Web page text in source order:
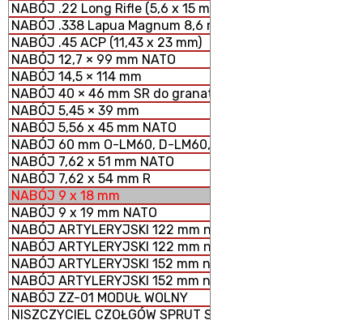
NABÓJ .22 Long Rifle (5,6 x 15 mm)
NABÓJ .338 Lapua Magnum 8,6 mm
NABÓJ .45 ACP (11,43 x 23 mm)
NABÓJ 12,7 × 99 mm NATO
NABÓJ 14,5 × 114 mm
NABÓJ 40 × 46 mm SR do granatników
NABÓJ 5,45 × 39 mm
NABÓJ 5,56 x 45 mm NATO
NABÓJ 60 mm O-LM60, D-LM60, S-LM60 MOŹDZIERZOWY
NABÓJ 7,62 x 51 mm NATO
NABÓJ 7,62 x 54 mm R
NABÓJ 9 x 18 mm
NABÓJ 9 x 19 mm NATO
NABÓJ ARTYLERYJSKI 122 mm nabój HE z ładunkiem
NABÓJ ARTYLERYJSKI 122 mm nabój HE z ładunkiem
NABÓJ ARTYLERYJSKI 152 mm nabój HE z ładunkiem
NABÓJ ARTYLERYJSKI 152 mm nabój HE z ładunkiem
NABÓJ ZZ-01 MODUŁ WOLNY
NISZCZYCIEL CZOŁGÓW SPRUT SD-2S25M